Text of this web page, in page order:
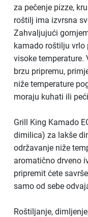
za pečenje pizze,
roštilj ima izvrsna
Zahvaljujući
kamado roštilju vrlo
visoke temperature.
brzu pripremu,
niže temperature
moraju kuhati ili
Grill King Kamado
dimilica) za lakše
održavanje niže
aromatično drveno
pripremit ćete
samo od sebe
Roštiljanje,